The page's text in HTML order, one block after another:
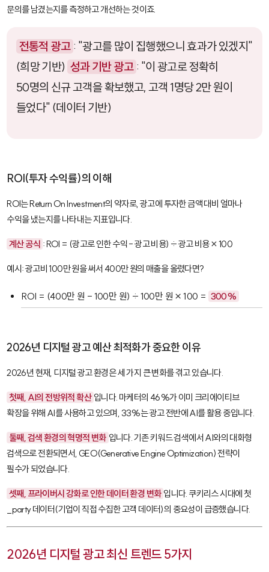
문의를 남겼는지를 측정하고 개선하는 것이죠.
전통적 광고 : "광고를 많이 집행했으니 효과가 있겠지"
(희망 기반) 성과 기반 광고 : "이 광고로 정확히
50명의 신규 고객을 확보했고, 고객 1명당 2만 원이
들었다" (데이터 기반)
ROI(투자 수익률)의 이해
ROI는 Return On Investment의 약자로, 광고에 투자한 금액 대비 얼마나
수익을 냈는지를 나타내는 지표입니다.
계산 공식 : ROI = (광고로 인한 수익 - 광고 비용) ÷ 광고 비용 × 100
예시: 광고비 100만 원을 써서 400만 원의 매출을 올렸다면?
ROI = (400만 원 - 100만 원) ÷ 100만 원 × 100 = 300%
2026년 디지털 광고 예산 최적화가 중요한 이유
2026년 현재, 디지털 광고 환경은 세 가지 큰 변화를 겪고 있습니다.
첫째, AI의 전방위적 확산 입니다. 마케터의 46%가 이미 크리에이티브
확장을 위해 AI를 사용하고 있으며, 33%는 광고 전반에 AI를 활용 중입니다.
둘째, 검색 환경의 혁명적 변화 입니다. 기존 키워드 검색에서 AI와의 대화형
검색으로 전환되면서, GEO(Generative Engine Optimization)전략이
필수가 되었습니다.
셋째, 프라이버시 강화로 인한 데이터 환경 변화 입니다. 쿠키리스 시대에 첫
_party 데이터(기업이 직접 수집한 고객 데이터)의 중요성이 급증했습니다.
2026년 디지털 광고 최신 트렌드 5가지